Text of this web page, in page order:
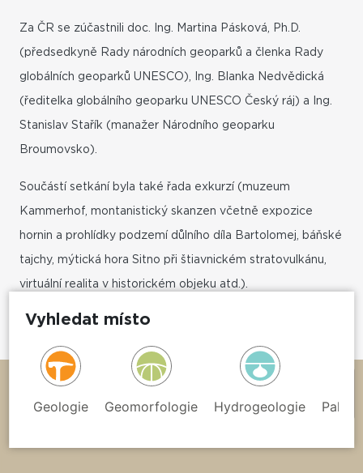
Za ČR se zúčastnili doc. Ing. Martina Pásková, Ph.D.
(předsedkyně Rady národních geoparků a členka Rady
globálních geoparků UNESCO), Ing. Blanka Nedvědická
(ředitelka globálního geoparku UNESCO Český ráj) a Ing.
Stanislav Stařík (manažer Národního geoparku
Broumovsko).
Součástí setkání byla také řada exkurzí (muzeum
Kammerhof, montanistický skanzen včetně expozice
hornin a prohlídky podzemí důlního díla Bartolomej, báňské
tajchy, mýtická hora Sitno při štiavnickém stratovulkánu,
virtuální realita v historickém objeku atd.).
Text: Martina Pásková a Stanislav Stařík
Vyhledat místo
Geologie Geomorfologie Hydrogeologie
−